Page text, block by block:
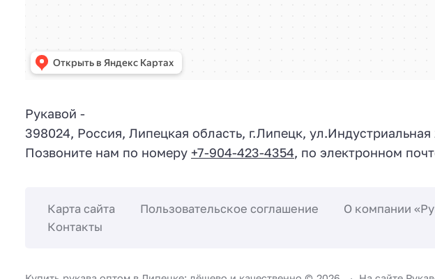
Рукавой -
398024, Россия, Липецкая область, г.Липецк, ул.Индустриальная
Позвоните нам по номеру +7-904-423-4354, по электронном
Карта сайта Пользовательское соглашение О компании
Контакты